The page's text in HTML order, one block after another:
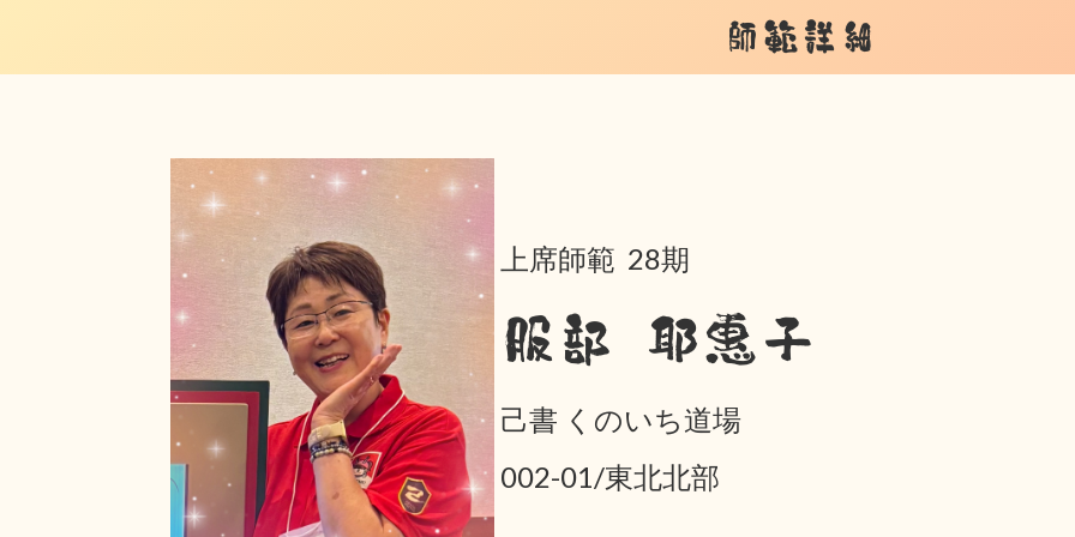
師範詳細
上席師範 28期
服部 耶惠子
己書 くのいち道場
002-01/東北北部